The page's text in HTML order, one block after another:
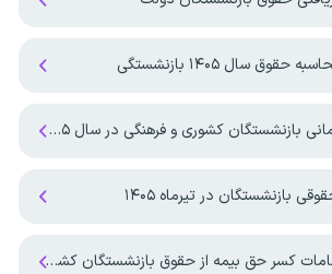
سال ۱۴۰۵ بازنشستگی
بازنشستگان کشوری و فرهنگی در سال ۱۴۰۵
بازنشستگان در تیرماه ۱۴۰۵
کسر حق بیمه از حقوق بازنشستگان کشوری